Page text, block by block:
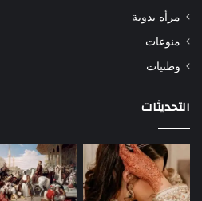
مرأه بدوية
منوعات
وطنيات
التحديثات